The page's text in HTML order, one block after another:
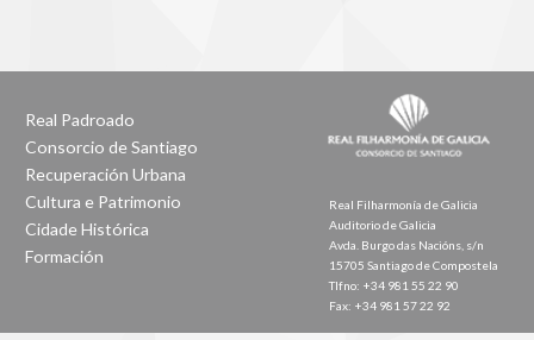
Real Padroado
Consorcio de Santiago
Recuperación Urbana
Cultura e Patrimonio
Cidade Histórica
Formación
Real Filharmonía de Galicia
Auditorio de Galicia
Avda. Burgo das Nacións, s/n
15705 Santiago de Compostela
Tlfno: +34 981 55 22 90
Fax: +34 981 57 22 92